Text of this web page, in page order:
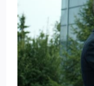
tout
savoir